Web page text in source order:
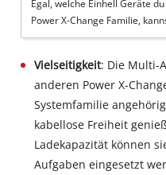
Egal, welche Einhell Geräte
Power X-Change Familie,
Vielseitigkeit: Die Multi-
anderen Power X-
Systemfamilie
kabellose Freiheit
Ladekapazität können
Aufgaben eingesetzt